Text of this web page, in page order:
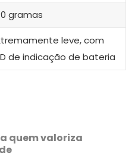
gramas
leve, com
de indicação de bateria
quem valoriza